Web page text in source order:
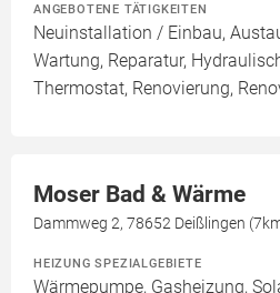
ANGEBOTENE TÄTIGKEITEN
Neuinstallation / Einbau,
Wartung, Reparatur,
Thermostat, Renovierung,
Moser Bad & Wärme
Dammweg 2, 78652 Deißlingen
HEIZUNG SPEZIALGEBIETE
Wärmepumpe, Gasheizung,